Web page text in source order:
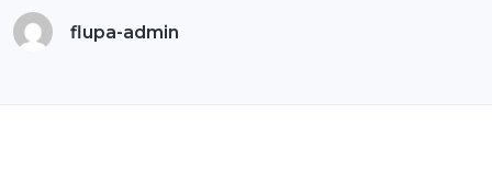
flupa-admin